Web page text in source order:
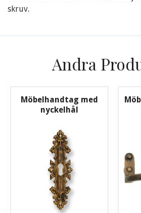
skruv.
Andra
Möbelhandtag med
nyckelhål